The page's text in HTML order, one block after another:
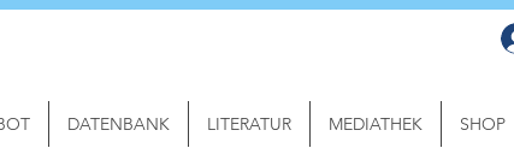
DATENBANK LITERATUR MEDIATHEK SHOP